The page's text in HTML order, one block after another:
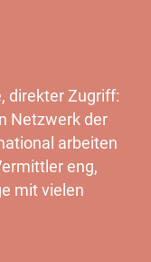
direkter Zugriff:
Netzwerk der
arbeiten
eng,
mit vielen